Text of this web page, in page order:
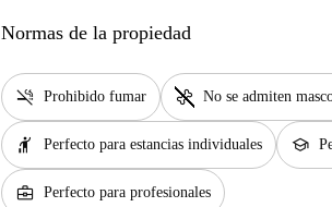
Normas de la propiedad
smoke_free Prohibido fumar pet_supplies No se admiten
hail Perfecto para estancias individuales school
business_center Perfecto para profesionales